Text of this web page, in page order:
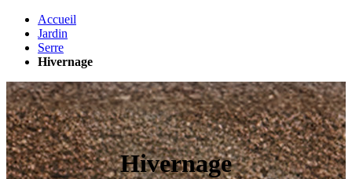
Accueil
Jardin
Serre
Hivernage
Hivernage